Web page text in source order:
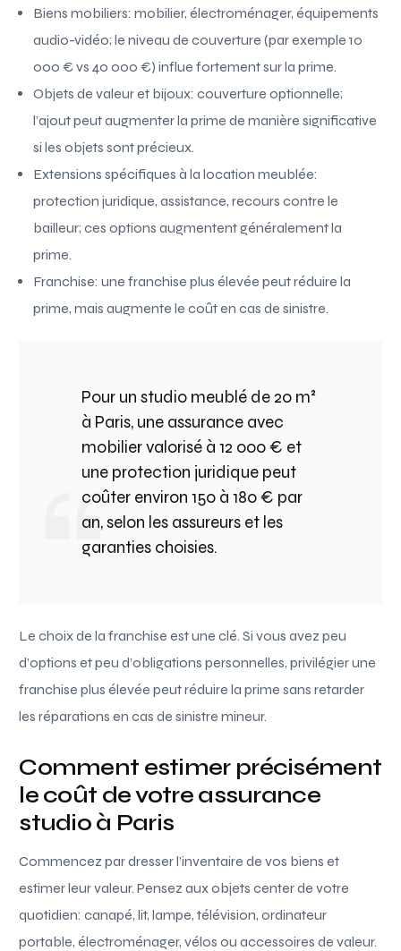
Biens mobiliers: mobilier, électroménager, équipements
audio-vidéo; le niveau de couverture (par exemple 10
000 € vs 40 000 €) influe fortement sur la prime.
Objets de valeur et bijoux: couverture optionnelle;
l’ajout peut augmenter la prime de manière significative
si les objets sont précieux.
Extensions spécifiques à la location meublée:
protection juridique, assistance, recours contre le
bailleur; ces options augmentent généralement la
prime.
Franchise: une franchise plus élevée peut réduire la
prime, mais augmente le coût en cas de sinistre.
Pour un studio meublé de 20 m²
à Paris, une assurance avec
mobilier valorisé à 12 000 € et
une protection juridique peut
coûter environ 150 à 180 € par
an, selon les assureurs et les
garanties choisies.
Le choix de la franchise est une clé. Si vous avez peu
d’options et peu d’obligations personnelles, privilégier une
franchise plus élevée peut réduire la prime sans retarder
les réparations en cas de sinistre mineur.
Comment estimer précisément
le coût de votre assurance
studio à Paris
Commencez par dresser l’inventaire de vos biens et
estimer leur valeur. Pensez aux objets center de votre
quotidien: canapé, lit, lampe, télévision, ordinateur
portable, électroménager, vélos ou accessoires de valeur.